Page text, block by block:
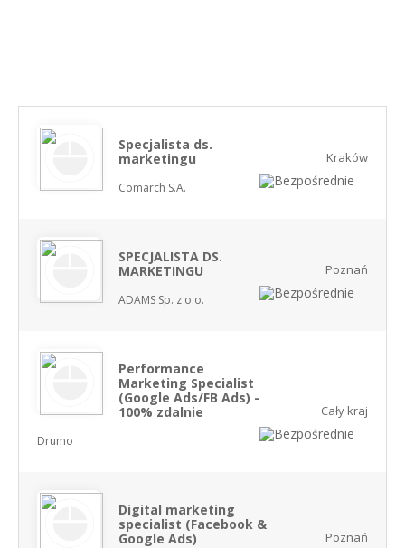
Specjalista ds.
marketingu
Comarch S.A.
Kraków
SPECJALISTA DS.
MARKETINGU
ADAMS Sp. z o.o.
Poznań
Performance
Marketing Specialist
(Google Ads/FB Ads) -
100% zdalnie
Drumo
Cały kraj
Digital marketing
specialist (Facebook &
Google Ads)
Poznań